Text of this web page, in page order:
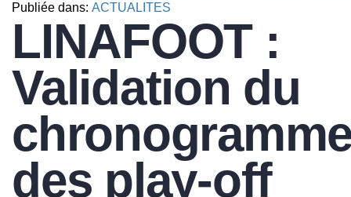
Publiée dans: ACTUALITES
LINAFOOT :
Validation du
des play-off